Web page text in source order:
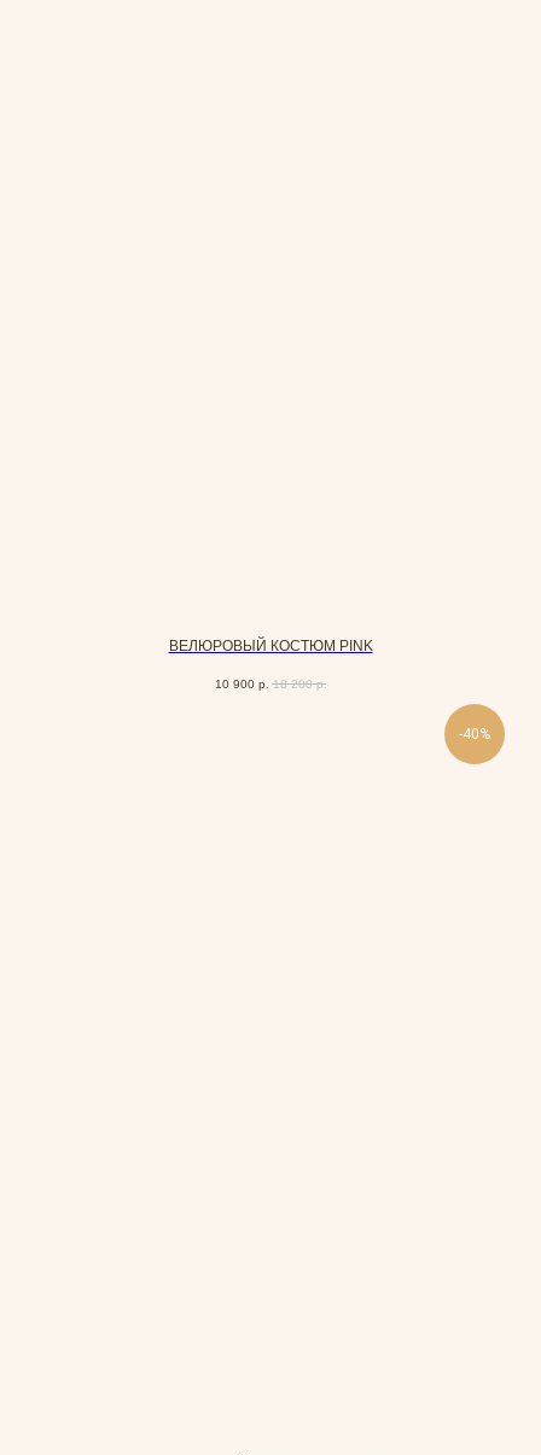
ВЕЛЮРОВЫЙ КОСТЮМ PINK
10 900 р. 18 200 р.
-40%